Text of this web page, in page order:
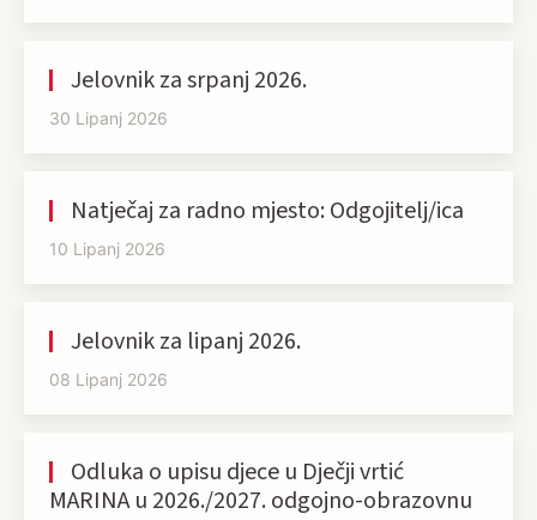
Jelovnik za srpanj 2026.
30 Lipanj 2026
Natječaj za radno mjesto: Odgojitelj/ica
10 Lipanj 2026
Jelovnik za lipanj 2026.
08 Lipanj 2026
Odluka o upisu djece u Dječji vrtić
MARINA u 2026./2027. odgojno-obrazovnu